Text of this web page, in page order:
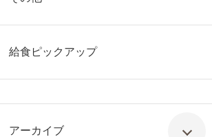
給食ピックアップ
アーカイブ